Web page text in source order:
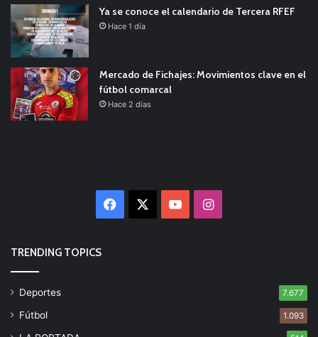
Ya se conoce el calendario de Tercera RFEF
Hace 1 día
Mercado de Fichajes: Movimientos clave en el
fútbol comarcal
Hace 2 días
Facebook YouTubeInstagram
TRENDING TOPICS
Deportes 7.677
Fútbol 1.093